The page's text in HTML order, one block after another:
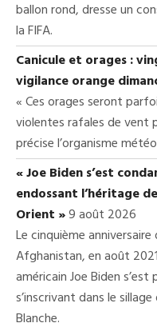
ballon rond, dresse un
la FIFA.
Canicule et orages :
vigilance orange
« Ces orages seront
violentes rafales de vent
précise l’organisme
« Joe Biden s’est
endossant l’héritage
Orient »9 août 2026
Le cinquième
Afghanistan, en août
américain Joe Biden
s’inscrivant dans le
Blanche.